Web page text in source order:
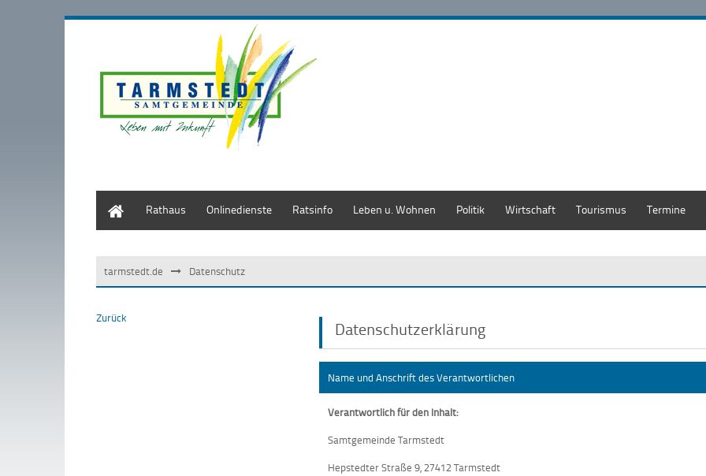
Rathaus Onlinedienste Ratsinfo Leben u. Wohnen Politik Wirtschaft Tourismus Termine
tarmstedt.de Datenschutz
Datenschutzerklärung
Name und Anschrift des Verantwortlichen
Verantwortlich für den Inhalt:
Samtgemeinde Tarmstedt
Hepstedter Straße 9, 27412 Tarmstedt
Zurück